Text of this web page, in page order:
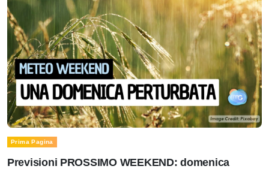
Prima Pagina
Previsioni PROSSIMO WEEKEND: domenica